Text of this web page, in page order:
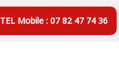
TEL Mobile : 07 82 47 74 36